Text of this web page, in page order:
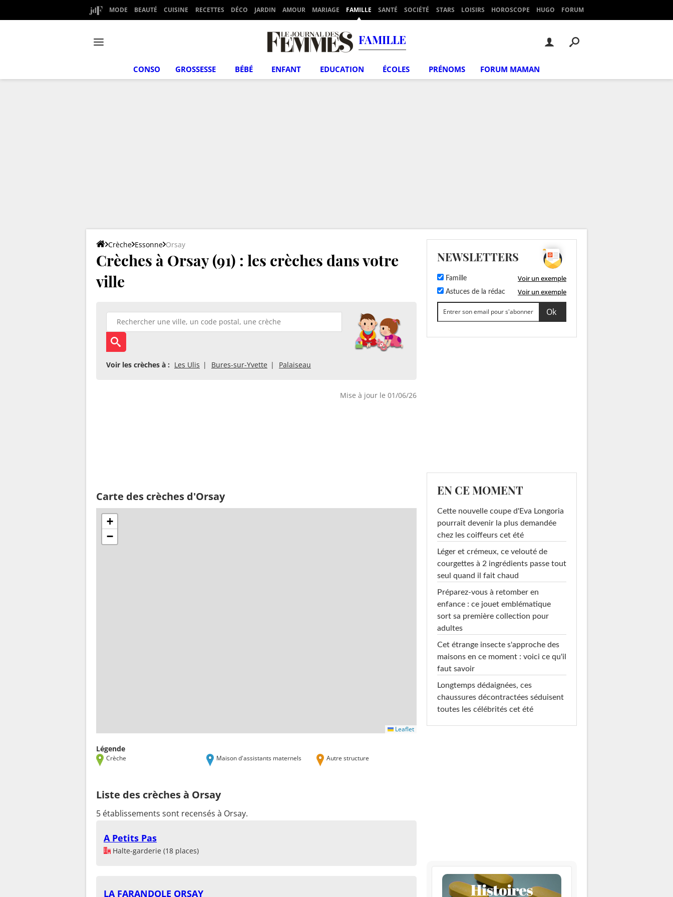
MODE BEAUTÉ CUISINE RECETTES DÉCO JARDIN AMOUR MARIAGE FAMILLE SANTÉ SOCIÉTÉ STARS LOISIRS HOROSCOPE HUGO FORUM
FAMILLE
CONSO GROSSESSE BÉBÉ ENFANT EDUCATION ÉCOLES PRÉNOMS FORUM MAMAN
Crèche Essonne Orsay
Crèches à Orsay (91) : les crèches dans votre
ville
Voir les crèches à : Les Ulis Bures-sur-Yvette Palaiseau
Mise à jour le 01/06/26
Carte des crèches d'Orsay
+
−
Leaflet
Légende
Crèche Maison d'assistants maternels Autre structure
Liste des crèches à Orsay
5 établissements sont recensés à Orsay.
A Petits Pas
Halte-garderie (18 places)
LA FARANDOLE ORSAY
NEWSLETTERS
Famille Voir un exemple
Astuces de la rédac Voir un exemple
EN CE MOMENT
Cette nouvelle coupe d'Eva Longoria
pourrait devenir la plus demandée
chez les coiffeurs cet été
Léger et crémeux, ce velouté de
courgettes à 2 ingrédients passe tout
seul quand il fait chaud
Préparez-vous à retomber en
enfance : ce jouet emblématique
sort sa première collection pour
adultes
Cet étrange insecte s'approche des
maisons en ce moment : voici ce qu'il
faut savoir
Longtemps dédaignées, ces
chaussures décontractées séduisent
toutes les célébrités cet été